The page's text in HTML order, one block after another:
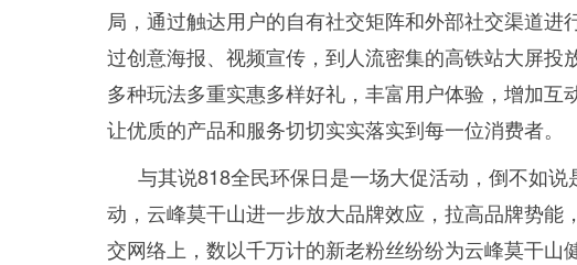
局，通过触达用户的自有社交矩阵和外部社交渠道
过创意海报、视频宣传，到人流密集的高铁站大屏投
多种玩法多重实惠多样好礼，丰富用户体验，增加互
让优质的产品和服务切切实实落实到每一位消费者。
与其说818全民环保日是一场大促活动，倒不如
动，云峰莫干山进一步放大品牌效应，拉高品牌势
交网络上，数以千万计的新老粉丝纷纷为云峰莫干